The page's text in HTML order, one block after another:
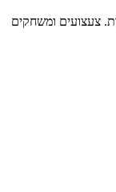
צעצועים ומשחקים